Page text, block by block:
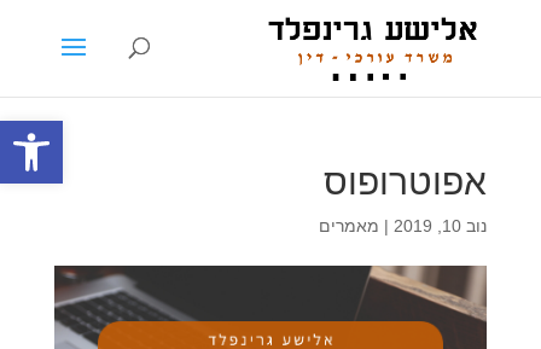
פתח
אפוטרופוס
נוב 10, 2019 | מאמרים